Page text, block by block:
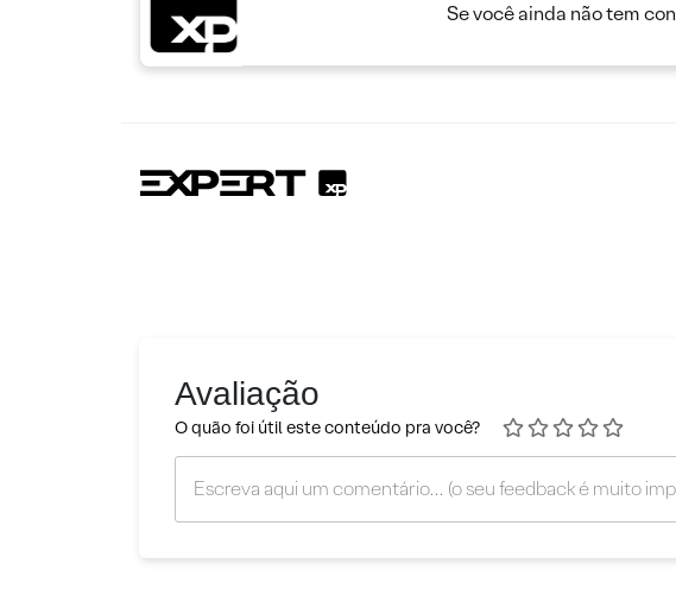
Se você ainda não tem
Avaliação
O quão foi útil este conteúdo pra você?